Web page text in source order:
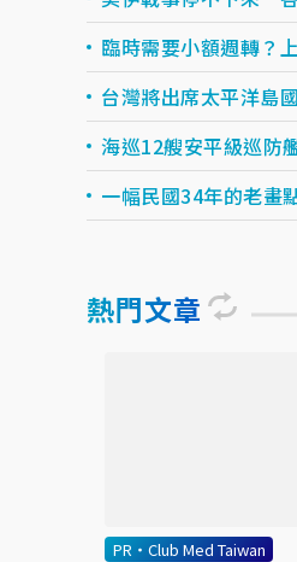
臨時需要小額週轉？
台灣將出席太平洋
海巡12艘安平級巡防
一幅民國34年的老畫
熱門文章
PR・Club Med Taiwan